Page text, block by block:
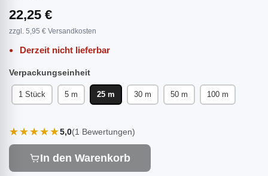
22,25 €
zzgl. 5,95 € Versandkosten
Derzeit nicht lieferbar
Verpackungseinheit
1 Stück 5 m 25 m 30 m 50 m 100 m
★★★★★5,0(1 Bewertungen)
In den Warenkorb